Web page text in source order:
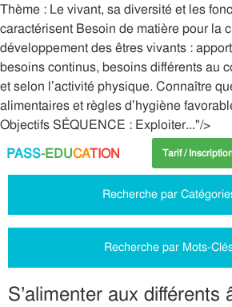
Thème : Le vivant, sa diversité et les
caractérisent Besoin de matière pour la
développement des êtres vivants :
besoins continus, besoins différents au
et selon l’activité physique. Connaître
alimentaires et règles d’hygiène
Objectifs SÉQUENCE : Exploiter..."/>
PASS-EDUCATION Tarif /
Recherche par
Recherche par Mots-
S’alimenter aux différents